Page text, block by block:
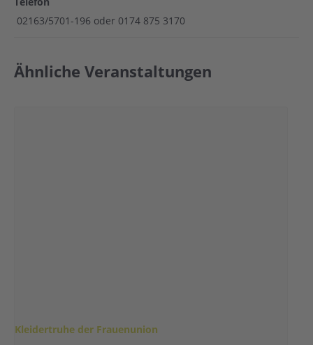
02163/5701-196 oder 0174 875 3170
Ähnliche Veranstaltungen
Kleidertruhe der Frauenunion